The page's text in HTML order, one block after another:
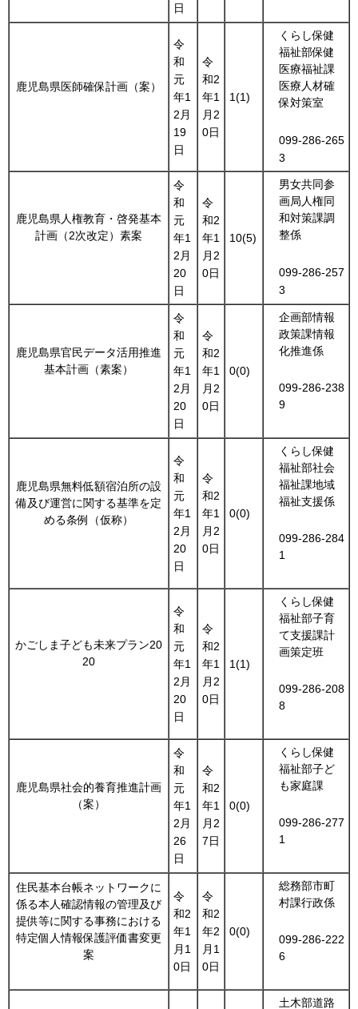
日
鹿児島県医師確保計画（案）
令
和
元
年1
2月
19
日
令
和2
年1
月2
0日
1(1)
くらし保健
福祉部保健
医療福祉課
医療人材確
保対策室
099-286-265
3
鹿児島県人権教育・啓発基本
計画（2次改定）素案
令
和
元
年1
2月
20
日
令
和2
年1
月2
0日
10(5)
男女共同参
画局人権同
和対策課調
整係
099-286-257
3
鹿児島県官民データ活用推進
基本計画（素案）
令
和
元
年1
2月
20
日
令
和2
年1
月2
0日
0(0)
企画部情報
政策課情報
化推進係
099-286-238
9
鹿児島県無料低額宿泊所の設
備及び運営に関する基準を定
める条例（仮称）
令
和
元
年1
2月
20
日
令
和2
年1
月2
0日
0(0)
くらし保健
福祉部社会
福祉課地域
福祉支援係
099-286-284
1
かごしま子ども未来プラン20
20
令
和
元
年1
2月
20
日
令
和2
年1
月2
0日
1(1)
くらし保健
福祉部子育
て支援課計
画策定班
099-286-208
8
鹿児島県社会的養育推進計画
（案）
令
和
元
年1
2月
26
日
令
和2
年1
月2
7日
0(0)
くらし保健
福祉部子ど
も家庭課
099-286-277
1
住民基本台帳ネットワークに
係る本人確認情報の管理及び
提供等に関する事務における
特定個人情報保護評価書変更
案
令
和2
年1
月1
0日
令
和2
年2
月1
0日
0(0)
総務部市町
村課行政係
099-286-222
6
土木部道路